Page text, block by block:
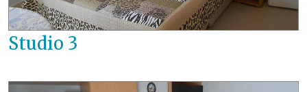
Studio 3